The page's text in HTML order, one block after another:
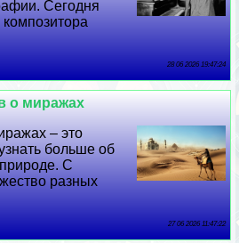
Сегодня
28 06 2026 19:47:24
о миражах
– это
больше об
С
разных
27 06 2026 11:47:22